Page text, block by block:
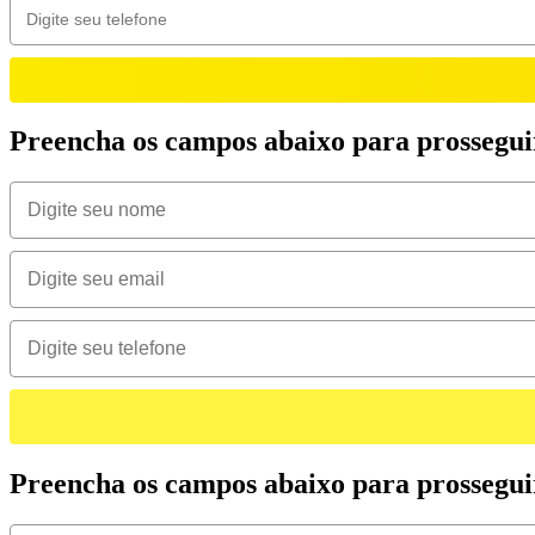
Preencha os campos abaixo para
Preencha os campos abaixo para